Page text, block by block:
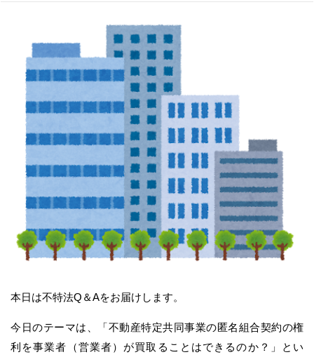
本日は不特法Q＆Aをお届けします。
今日のテーマは、「不動産特定共同事業の匿名組合契約の権
利を事業者（営業者）が買取ることはできるのか？」とい